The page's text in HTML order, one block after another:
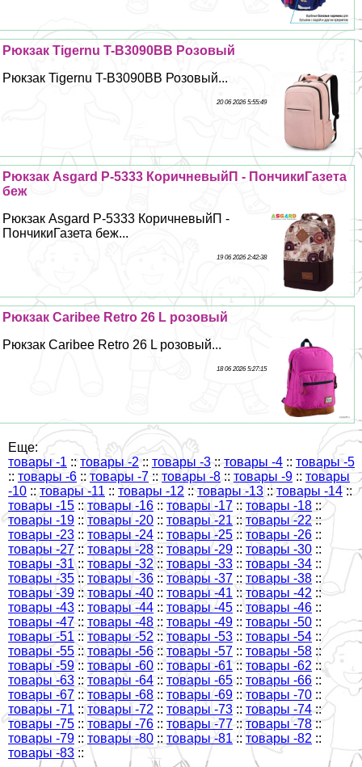
Рюкзак Tigernu T-B3090BB Розовый
Рюкзак Tigernu T-B3090BB Розовый...
20 06 2026 5:55:49
Рюкзак Asgard Р-5333 КоричневыйП - ПончикиГазета
беж
Рюкзак Asgard Р-5333 КоричневыйП -
ПончикиГазета беж...
19 06 2026 2:42:38
Рюкзак Caribee Retro 26 L розовый
Рюкзак Caribee Retro 26 L розовый...
18 06 2026 5:27:15
Еще:
товары -1 :: товары -2 :: товары -3:: товары -4 :: товары -5
:: товары -6 :: товары -7 :: товары -8 :: товары -9 :: товары
-10 :: товары -11 :: товары -12 ::товары -13 :: товары -14 ::
товары -15 :: товары -16 :: товары -17 :: товары -18 ::
товары -19 :: товары -20 :: товары -21 ::товары -22 ::
товары -23 :: товары -24 :: товары -25 :: товары -26 ::
товары -27 :: товары -28 :: товары -29 :: товары -30 ::
товары -31:: товары -32 :: товары -33 :: товары -34 ::
товары -35 :: товары -36 :: товары -37 :: товары -38 ::
товары -39 ::товары -40 :: товары -41 :: товары -42 ::
товары -43 :: товары -44 :: товары -45 :: товары -46 ::
товары -47 :: товары -48 :: товары -49 :: товары -50 ::
товары -51 :: товары -52 ::товары -53 :: товары -54 ::
товары -55 :: товары -56 ::товары -57 :: товары -58 ::
товары -59 :: товары -60 ::товары -61 :: товары -62 ::
товары -63 :: товары -64 :: товары -65 :: товары -66 ::
товары -67 :: товары -68 :: товары -69 ::товары -70 ::
товары -71 :: товары -72 :: товары -73 :: товары -74 ::
товары -75 :: товары -76 :: товары -77 ::товары -78 ::
товары -79 :: товары -80 :: товары -81 :: товары -82 ::
товары -83 ::